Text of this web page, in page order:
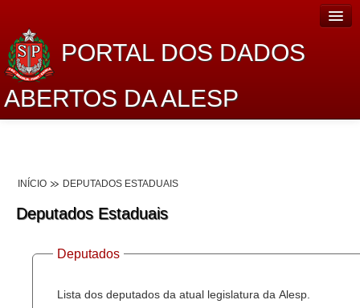
PORTAL DOS DADOS
ABERTOS DA ALESP
Lei de Acesso à Informação
Dados Governamentais Abertos
Planejamento
INÍCIO DEPUTADOS ESTADUAIS
Deputados Estaduais
Deputados
Lista dos deputados da atual legislatura da Alesp.